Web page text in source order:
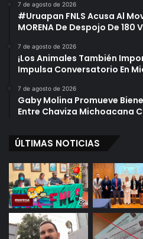
7 de agosto de 2026
#Uruapan FNLS Acusa Al
MORENA De Despojo De 180
7 de agosto de 2026
¡Los Animales También
Impulsa Conversatorio En
7 de agosto de 2026
Gaby Molina Promueve
Entre Chaviza Michoacana
ÚLTIMAS NOTICIAS